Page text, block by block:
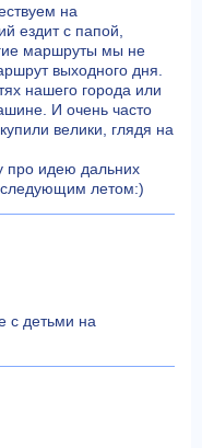
на
ездит с папой,
маршруты мы не
выходного дня.
нашего города или
И очень часто
велики, глядя на
про идею дальних
летом:)
с детьми на